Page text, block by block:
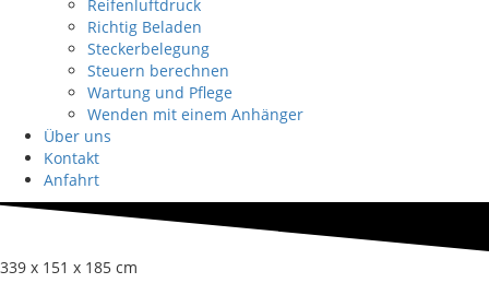
Reifenluftdruck
Richtig Beladen
Steckerbelegung
Steuern berechnen
Wartung und Pflege
Wenden mit einem Anhänger
Über uns
Kontakt
Anfahrt
339 x 151 x 185 cm